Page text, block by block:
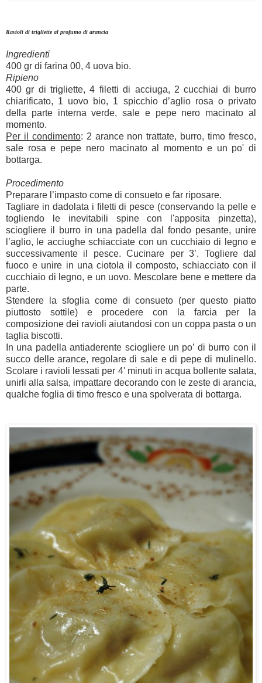
Ravioli di trigliette al profumo di arancia
Ingredienti
400 gr di farina 00, 4 uova bio.
Ripieno
400 gr di trigliette, 4 filetti di acciuga, 2 cucchiai di burro
chiarificato, 1 uovo bio, 1 spicchio d’aglio rosa o privato
della parte interna verde, sale e pepe nero macinato al
momento.
Per il condimento: 2 arance non trattate, burro, timo fresco,
sale rosa e pepe nero macinato al momento e un po' di
bottarga.
Procedimento
Preparare l’impasto come di consueto e far riposare.
Tagliare in dadolata i filetti di pesce (conservando la pelle e
togliendo le inevitabili spine con l'apposita pinzetta),
sciogliere il burro in una padella dal fondo pesante, unire
l’aglio, le acciughe schiacciate con un cucchiaio di legno e
successivamente il pesce. Cucinare per 3’. Togliere dal
fuoco e unire in una ciotola il composto, schiacciato con il
cucchiaio di legno, e un uovo. Mescolare bene e mettere da
parte.
Stendere la sfoglia come di consueto (per questo piatto
piuttosto sottile) e procedere con la farcia per la
composizione dei ravioli aiutandosi con un coppa pasta o un
taglia biscotti.
In una padella antiaderente sciogliere un po’ di burro con il
succo delle arance, regolare di sale e di pepe di mulinello.
Scolare i ravioli lessati per 4' minuti in acqua bollente salata,
unirli alla salsa, impattare decorando con le zeste di arancia,
qualche foglia di timo fresco e una spolverata di bottarga.